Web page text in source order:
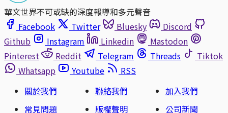
華文世界不可或缺的深度報導和多元聲音
Facebook
Twitter Bluesky
Discord
Github
Instagram Linkedin
Mastodon
Pinterest
Reddit Telegram Threads
Tiktok
Whatsapp
Youtube
RSS
關於我們
聯絡我們
加入我們
常見問題
版權聲明
公司新聞